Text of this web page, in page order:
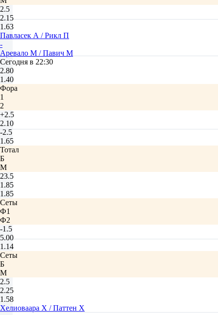
2.5
2.15
1.63
Павласек А / Рикл П
-
Аревало М / Павич М
Сегодня в 22:30
2.80
1.40
Фора
1
2
+2.5
2.10
-2.5
1.65
Тотал
Б
М
23.5
1.85
1.85
Сеты
Ф1
Ф2
-1.5
5.00
1.14
Сеты
Б
М
2.5
2.25
1.58
Хелиоваара Х / Паттен Х